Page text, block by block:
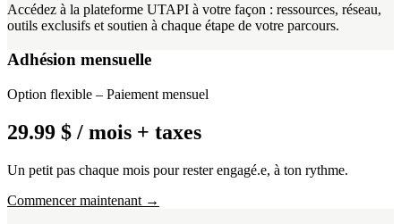
Accédez à la plateforme UTAPI à votre façon : ressources, réseau,
outils exclusifs et soutien à chaque étape de votre parcours.
Adhésion mensuelle
Option flexible – Paiement mensuel
29.99 $ / mois + taxes
Un petit pas chaque mois pour rester engagé.e, à ton rythme.
Commencer maintenant →